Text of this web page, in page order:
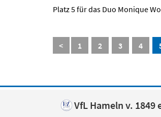
Platz 5 für das Duo Monique
< 1 2 3 4
VfL Hameln v. 1849